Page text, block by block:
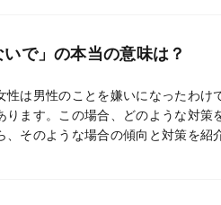
で」の本当の意味は？
性は男性のことを嫌いになったわけ
ります。この場合、どのような対策
そのような場合の傾向と対策を紹